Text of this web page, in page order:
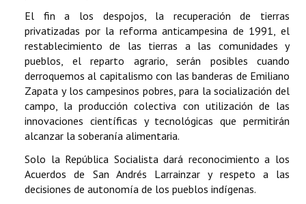
El fin a los despojos, la recuperación de tierras
privatizadas por la reforma anticampesina de 1991, el
restablecimiento de las tierras a las comunidades y
pueblos, el reparto agrario, serán posibles cuando
derroquemos al capitalismo con las banderas de Emiliano
Zapata y los campesinos pobres, para la socialización del
campo, la producción colectiva con utilización de las
innovaciones científicas y tecnológicas que permitirán
alcanzar la soberanía alimentaria.
Solo la República Socialista dará reconocimiento a los
Acuerdos de San Andrés Larrainzar y respeto a las
decisiones de autonomía de los pueblos indígenas.